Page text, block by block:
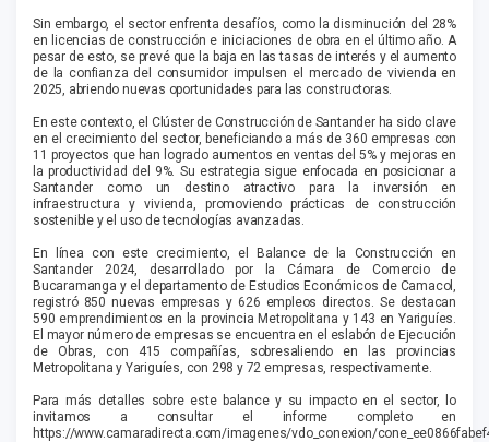
Sin embargo, el sector enfrenta desafíos, como la disminución del 28%
en licencias de construcción e iniciaciones de obra en el último año. A
pesar de esto, se prevé que la baja en las tasas de interés y el aumento
de la confianza del consumidor impulsen el mercado de vivienda en
2025, abriendo nuevas oportunidades para las constructoras.
En este contexto, el Clúster de Construcción de Santander ha sido clave
en el crecimiento del sector, beneficiando a más de 360 empresas con
11 proyectos que han logrado aumentos en ventas del 5% y mejoras en
la productividad del 9%. Su estrategia sigue enfocada en posicionar a
Santander como un destino atractivo para la inversión en
infraestructura y vivienda, promoviendo prácticas de construcción
sostenible y el uso de tecnologías avanzadas.
En línea con este crecimiento, el Balance de la Construcción en
Santander 2024, desarrollado por la Cámara de Comercio de
Bucaramanga y el departamento de Estudios Económicos de Camacol,
registró 850 nuevas empresas y 626 empleos directos. Se destacan
590 emprendimientos en la provincia Metropolitana y 143 en Yariguíes.
El mayor número de empresas se encuentra en el eslabón de Ejecución
de Obras, con 415 compañías, sobresaliendo en las provincias
Metropolitana y Yariguíes, con 298 y 72 empresas, respectivamente.
Para más detalles sobre este balance y su impacto en el sector, lo
invitamos a consultar el informe completo en
https://www.camaradirecta.com/imagenes/vdo_conexion/